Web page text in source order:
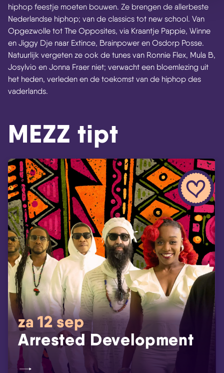
hiphop feestje moeten bouwen. Ze brengen de allerbeste
Nederlandse hiphop; van de classics tot new school. Van
Opgezwolle tot The Opposites, via Kraantje Pappie, Winne
en Jiggy Dje naar Extince, Brainpower en Osdorp Posse.
Natuurlijk vergeten ze ook de tunes van Ronnie Flex, Mula B,
Josylvio en Jonna Fraer niet; verwacht een bloemlezing uit
het heden, verleden en de toekomst van de hiphop des
vaderlands.
MEZZ tipt
za 12 sep
Arrested Development